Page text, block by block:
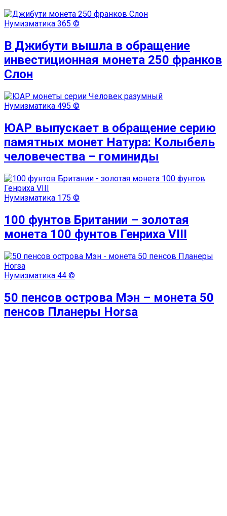
Нумизматика 365 ©
В Джибути вышла в обращение
инвестиционная монета 250 франков
Слон
Нумизматика 495 ©
ЮАР выпускает в обращение серию
памятных монет Натура: Колыбель
человечества – гоминиды
Нумизматика 175 ©
100 фунтов Британии – золотая
монета 100 фунтов Генриха VIII
Нумизматика 44 ©
50 пенсов острова Мэн – монета 50
пенсов Планеры Horsa